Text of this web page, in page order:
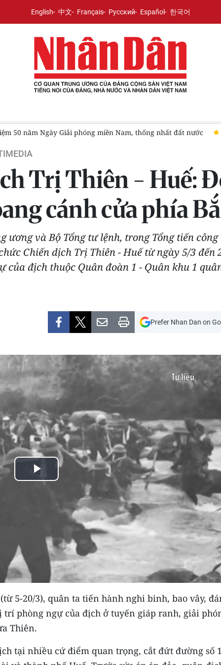
English 中文 Français Русский Español 한국어
50 năm Ngày Giải phóng miền Nam, thống nhất đất nước
Trị Thiên - Huế:
cánh cửa phía
ương và Bộ Tổng tư lệnh, trong Tổng tiến
Chiến dịch Trị Thiên - Huế từ ngày 5/3
của địch thuộc Quân đoàn 1 - Quân khu 1
Prefer Nhan Dan on
Play
Video
5-20/3), quân ta tiến hành nghi binh, bao vây,
trí phòng ngự của địch ở tuyến giáp ranh, giải
Thiên.
tại nhiều cứ điểm quan trọng, cắt đứt đường số